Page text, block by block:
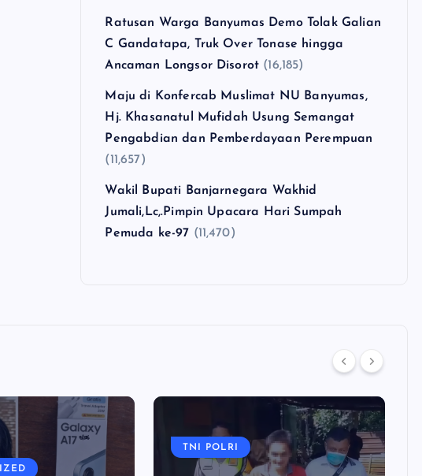
Ratusan Warga Banyumas Demo Tolak Galian
C Gandatapa, Truk Over Tonase hingga
Ancaman Longsor Disorot (16,185)
Maju di Konfercab Muslimat NU Banyumas,
Hj. Khasanatul Mufidah Usung Semangat
Pengabdian dan Pemberdayaan Perempuan
(11,657)
Wakil Bupati Banjarnegara Wakhid
Jumali,Lc,.Pimpin Upacara Hari Sumpah
Pemuda ke-97 (11,470)
TNI POLRI